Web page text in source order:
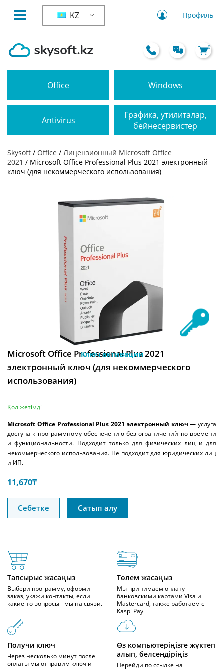
KZ Профиль
0
Office Windows
Antivirus
Графика, утилиталар,
бейнесервистер
Skysoft / Office / Лицензионный Microsoft Office
2021 / Microsoft Office Professional Plus 2021 электронный
ключ (для некоммерческого использования)
Ключ активации
Microsoft Office Professional Plus 2021
электронный ключ (для некоммерческого
использования)
Қол жетімді
Microsoft Office Professional Plus 2021 электронный ключ — услуга
доступа к программному обеспечению без ограничений по времени
и функциональности. Подходит только для физических лиц и для
некоммерческого использования. Не подходит для юридических лиц
и ИП.
11,670₸
Себетке Сатып алу
Тапсырыс жасаңыз
Выбери программу, оформи
заказ, укажи контакты, если
какие-то вопросы - мы на связи.
Төлем жасаңыз
Мы принимаем оплату
банковскими картами Visa и
Mastercard, также работаем с
Kaspi Pay
Получи ключ
Через несколько минут после
оплаты мы отправим ключ и
Өз компьютеріңізге жүктеп
алып, белсендіріңіз
Перейди по ссылке на